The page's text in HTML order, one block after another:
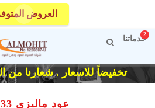
العروض
خدماتنا
2
تخفيضاً للاسعار . شعارنا من
عود ماليزي AZ133